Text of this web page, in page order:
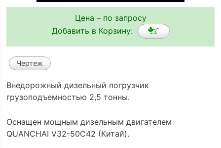
Цена – по запросу
Добавить в Корзину:
Чертеж
Внедорожный дизельный погрузчик
грузоподъемностью 2,5 тонны.
Оснащен мощным дизельным двигателем
QUANCHAI V32-50C42 (Китай).